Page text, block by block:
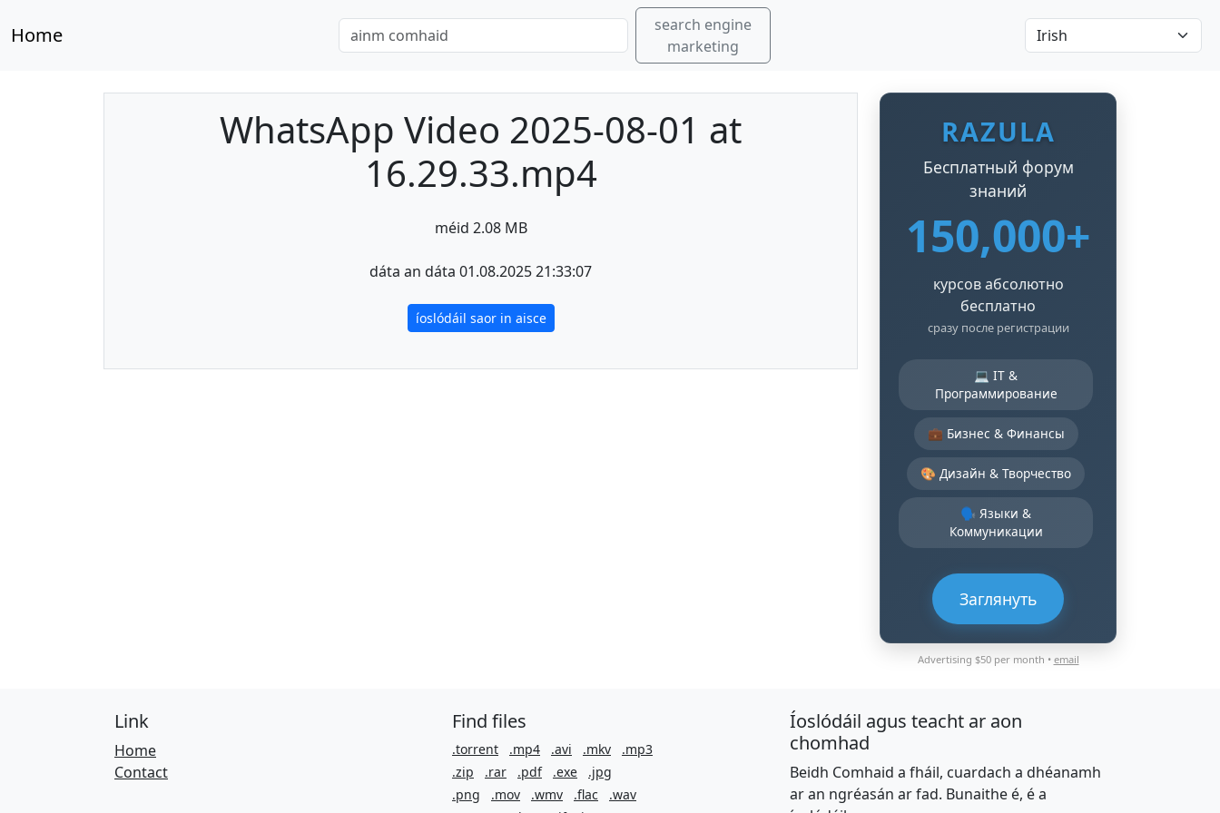
Home
search engine
marketing
WhatsApp Video 2025-08-01 at
16.29.33.mp4
méid 2.08 MB
dáta an dáta 01.08.2025 21:33:07
íoslódáil saor in aisce
RAZULA
Бесплатный форум
знаний
150,000+
курсов абсолютно
бесплатно
сразу после регистрации
💻 IT &
Программирование
💼 Бизнес & Финансы
🎨 Дизайн & Творчество
🗣️ Языки &
Коммуникации
Заглянуть
Advertising $50 per month • email
Link
Home
Contact
Find files
.torrent .mp4 .avi .mkv
.mp3
.zip
.rar .pdf .exe
.jpg
.png
.mov .wmv .flac
.wav
Íoslódáil agus teacht ar aon
chomhad
Beidh Comhaid a fháil, cuardach a dhéanamh
ar an ngréasán ar fad. Bunaithe é, é a